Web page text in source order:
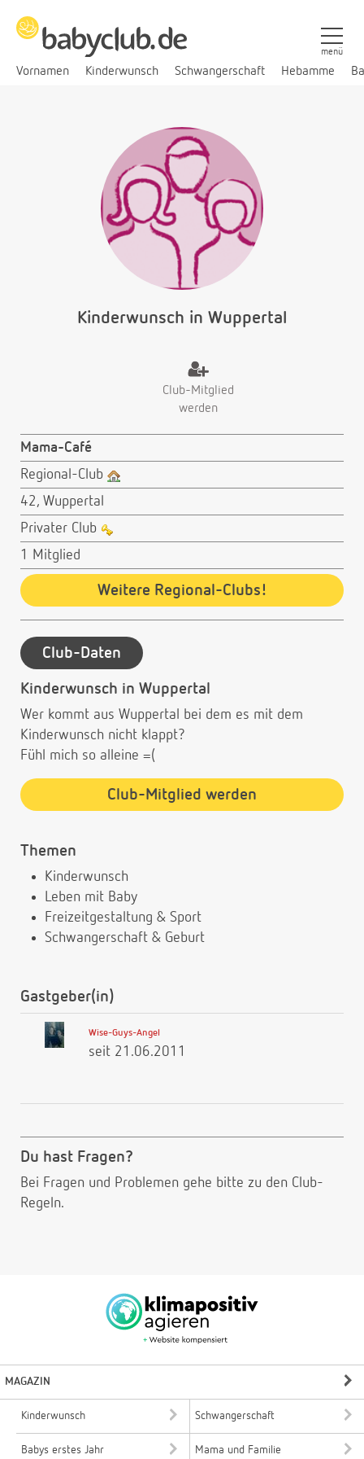
Vornamen Kinderwunsch Schwangerschaft Hebamme
menü
Kinderwunsch in Wuppertal
Club-Mitglied
werden
Mama-Café
Regional-Club
42, Wuppertal
Privater Club
1 Mitglied
Weitere Regional-Clubs!
Club-Daten
Kinderwunsch in Wuppertal
Wer kommt aus Wuppertal bei dem es mit dem
Kinderwunsch nicht klappt?
Fühl mich so alleine =(
Club-Mitglied werden
Themen
Kinderwunsch
Leben mit Baby
Freizeitgestaltung & Sport
Schwangerschaft & Geburt
Gastgeber(in)
Wise-Guys-Angel
seit 21.06.2011
Du hast Fragen?
Bei Fragen und Problemen gehe bitte zu den Club-
Regeln.
MAGAZIN
Kinderwunsch Schwangerschaft
Babys erstes Jahr Mama und Familie